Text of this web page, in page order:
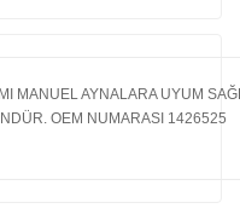
MANUEL AYNALARA UYUM
OEM NUMARASI 1426525